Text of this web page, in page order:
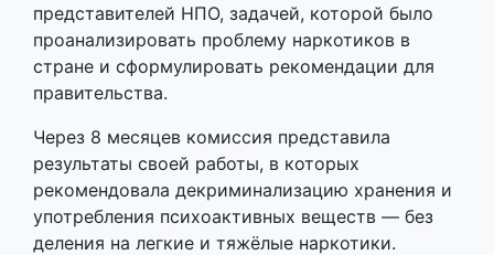
представителей НПО, задачей, которой было
проанализировать проблему наркотиков в
стране и сформулировать рекомендации для
правительства.
Через 8 месяцев комиссия представила
результаты своей работы, в которых
рекомендовала декриминализацию хранения и
употребления психоактивных веществ — без
деления на легкие и тяжёлые наркотики.